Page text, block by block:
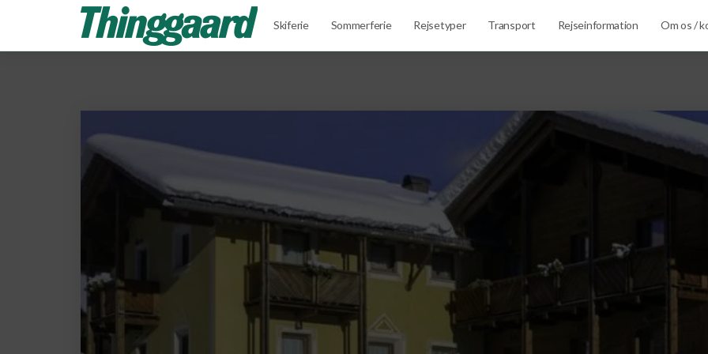
Skiferie Sommerferie Rejsetyper Transport Rejseinformation Om os /